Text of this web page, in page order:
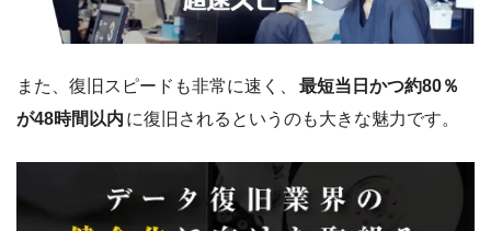
また、復旧スピードも非常に速く、
最短当日かつ約80％
が48時間以内 に復旧されるというのも大きな魅力です。